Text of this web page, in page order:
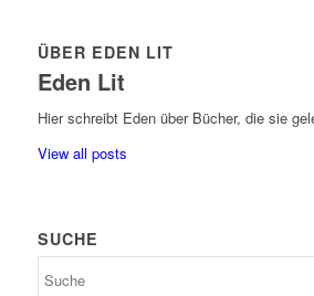
ÜBER EDEN LIT
Eden Lit
Hier schreibt Eden über Bücher, die sie
View all posts
SUCHE